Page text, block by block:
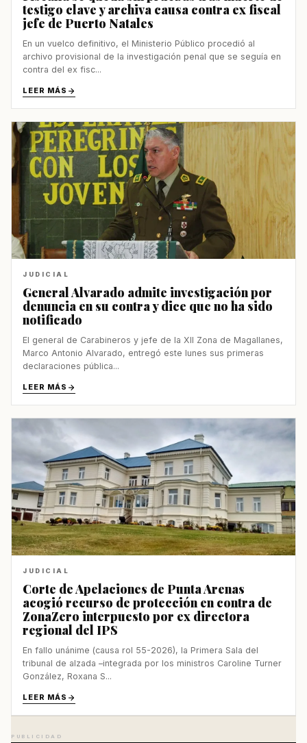
testigo clave y archiva causa contra ex fiscal
jefe de Puerto Natales
En un vuelco definitivo, el Ministerio Público procedió al
archivo provisional de la investigación penal que se seguía en
contra del ex fisc...
LEER MÁS
JUDICIAL
General Alvarado admite investigación por
denuncia en su contra y dice que no ha sido
notificado
El general de Carabineros y jefe de la XII Zona de Magallanes,
Marco Antonio Alvarado, entregó este lunes sus primeras
declaraciones pública...
LEER MÁS
JUDICIAL
Corte de Apelaciones de Punta Arenas
acogió recurso de protección en contra de
ZonaZero interpuesto por ex directora
regional del IPS
En fallo unánime (causa rol 55-2026), la Primera Sala del
tribunal de alzada –integrada por los ministros Caroline Turner
González, Roxana S...
LEER MÁS
PUBLICIDAD